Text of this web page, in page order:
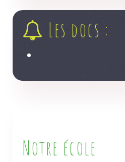
Les docs :
Notre école